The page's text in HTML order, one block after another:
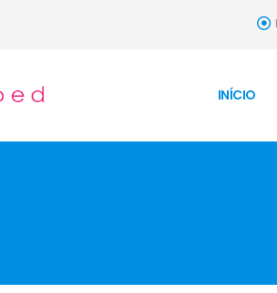
INÍCIO